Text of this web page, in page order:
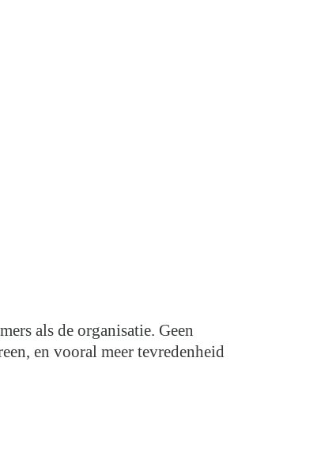
als de organisatie. Geen
en vooral meer tevredenheid